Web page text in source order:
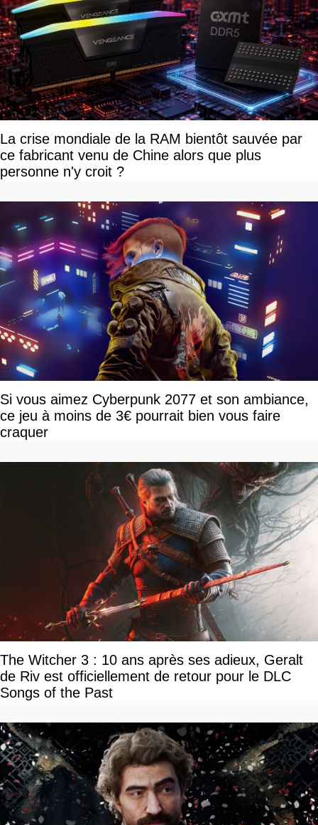
La crise mondiale de la RAM bientôt sauvée par
ce fabricant venu de Chine alors que plus
personne n'y croit ?
Si vous aimez Cyberpunk 2077 et son ambiance,
ce jeu à moins de 3€ pourrait bien vous faire
craquer
The Witcher 3 : 10 ans après ses adieux, Geralt
de Riv est officiellement de retour pour le DLC
Songs of the Past